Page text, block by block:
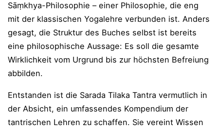
Sāṃkhya-Philosophie – einer Philosophie, die eng
mit der klassischen Yogalehre verbunden ist. Anders
gesagt, die Struktur des Buches selbst ist bereits
eine philosophische Aussage: Es soll die gesamte
Wirklichkeit vom Urgrund bis zur höchsten Befreiung
abbilden.
Entstanden ist die Sarada Tilaka Tantra vermutlich in
der Absicht, ein umfassendes Kompendium der
tantrischen Lehren zu schaffen. Sie vereint Wissen